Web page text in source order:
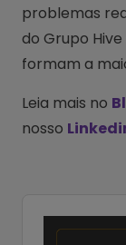
problemas
do Grupo
formam a
Leia mais no
nosso